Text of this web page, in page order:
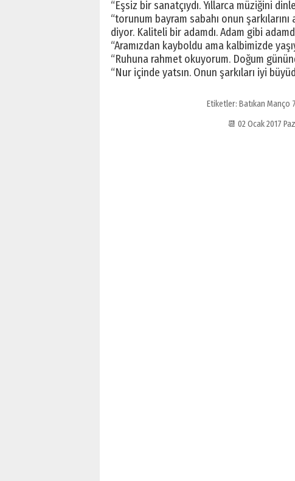
“Eşsiz bir sanatçıydı. Yıllarca müziğini
“torunum bayram sabahı onun
diyor. Kaliteli bir adamdı. Adam gibi
“Aramızdan kayboldu ama kalbimizde
“Ruhuna rahmet okuyorum. Doğum
“Nur içinde yatsın. Onun şarkıları iyi
Etiketler: Batıkan Manço
📆 02 Ocak 2017